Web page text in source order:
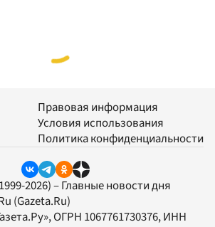
Правовая информация
Условия использования
Политика конфиденциальности
2026) – Главные новости дня
(Gazeta.Ru)
, ОГРН 1067761730376, ИНН